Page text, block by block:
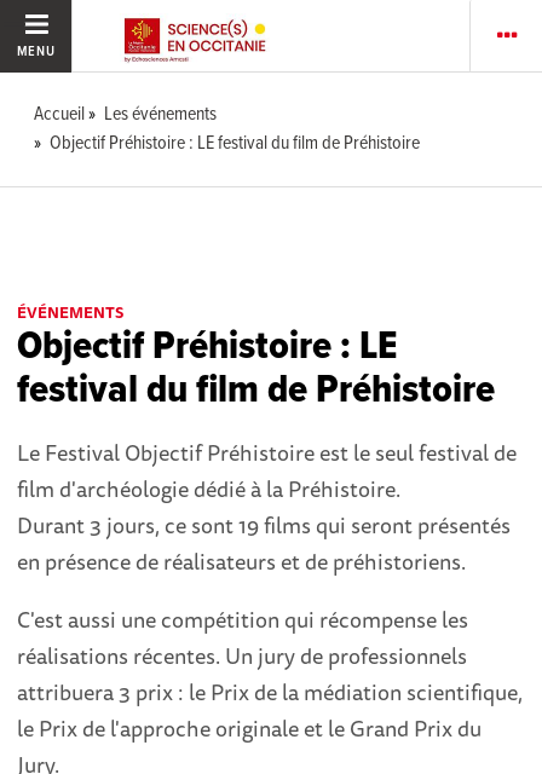
MENU
Accueil
Les événements
Objectif Préhistoire : LE festival du film de Préhistoire
ÉVÉNEMENTS
Objectif Préhistoire : LE
festival du film de Préhistoire
Le Festival Objectif Préhistoire est le seul festival de
film d'archéologie dédié à la Préhistoire.
Durant 3 jours, ce sont 19 films qui seront présentés
en présence de réalisateurs et de préhistoriens.
C'est aussi une compétition qui récompense les
réalisations récentes. Un jury de professionnels
attribuera 3 prix : le Prix de la médiation scientifique,
le Prix de l'approche originale et le Grand Prix du
Jury.